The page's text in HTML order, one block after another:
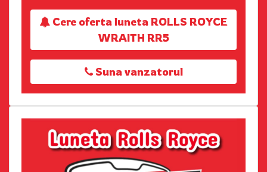
Cere oferta luneta ROLLS ROYCE
WRAITH RR5
Suna vanzatorul